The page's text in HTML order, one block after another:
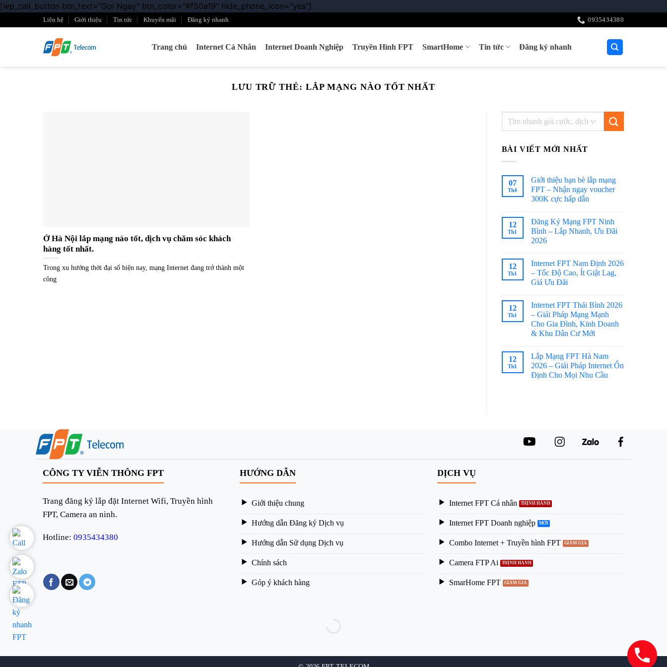
[wp_call_button btn_text="Gọi Ngay" btn_color="#f50a19" hide_phone_icon="yes"]
dung
Liên hệ Giới thiệu Tin tức Khuyến mãi Đăng ký nhanh 0935434380
Trang chủ Internet Cá Nhân Internet Doanh Nghiệp Truyền Hình FPT SmartHome Tin tức Đăng ký nhanh
LƯU TRỮ THẺ: LẮP MẠNG NÀO TỐT NHẤT
Ở Hà Nội lắp mạng nào tốt, dịch vụ chăm sóc khách
hàng tốt nhất.
Trong xu hướng thời đại số hiện nay, mạng Internet đang trở thành một
công
BÀI VIẾT MỚI NHẤT
07
Th4
Giới thiệu bạn bè lắp mạng
FPT – Nhận ngay voucher
300K cực hấp dẫn
12
Th1
Đăng Ký Mạng FPT Ninh
Bình – Lắp Nhanh, Ưu Đãi
2026
12
Th1
Internet FPT Nam Định 2026
– Tốc Độ Cao, Ít Giật Lag,
Giá Ưu Đãi
12
Th1
Internet FPT Thái Bình 2026
– Giải Pháp Mạng Mạnh
Cho Gia Đình, Kinh Doanh
& Khu Dân Cư Mới
12
Th1
Lắp Mạng FPT Hà Nam
2026 – Giải Pháp Internet Ổn
Định Cho Mọi Nhu Cầu
CÔNG TY VIỄN THÔNG FPT
Trang đăng ký lắp đặt Internet Wifi, Truyền hình
FPT, Camera an ninh.
Hotline: 0935434380
HƯỚNG DẪN
Giới thiệu chung
Hướng dẫn Đăng ký Dịch vụ
Hướng dẫn Sử dụng Dịch vụ
Chính sách
Góp ý khách hàng
DỊCH VỤ
Internet FPT Cá nhân
Internet FPT Doanh nghiệp
Combo Internet + Truyền hình FPT
Camera FTP Ai
SmarHome FPT